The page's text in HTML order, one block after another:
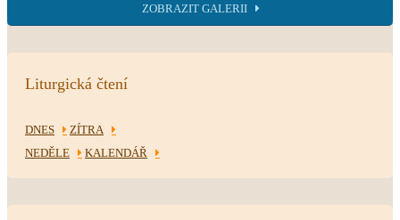
ZOBRAZIT GALERII
Liturgická čtení
DNES
ZÍTRA
NEDĚLE
KALENDÁŘ